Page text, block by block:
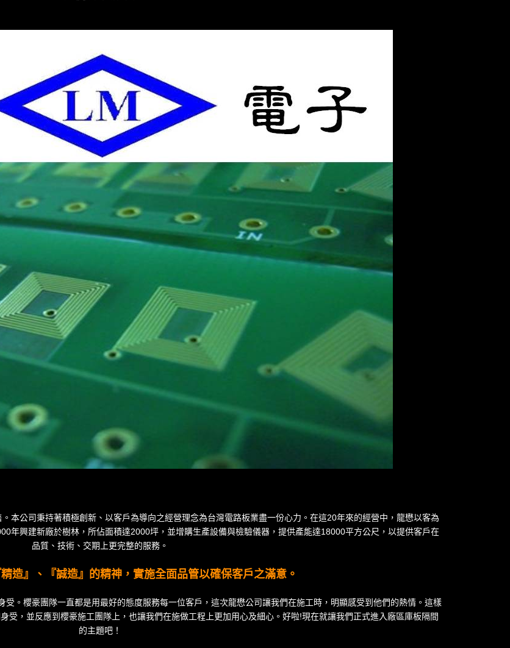
本公司秉持著積極創新、以客戶為導向之經營理念為台灣電路板業盡一份心力。在這20年來的經營中，龍懋以客為
年興建新廠於樹林，所佔面積達2000坪，並增購生產設備與檢驗儀器，提供產能達18000平方公尺，以提供客戶在
品質、技術、交期上更完整的服務。
造』、『誠造』的精神，實施全面品管以確保客戶之滿意。
。櫻豪團隊一直都是用最好的態度服務每一位客戶，這次龍懋公司讓我們在施工時，明顯感受到他們的熱情。這樣
受，並反應到櫻豪施工團隊上，也讓我們在施做工程上更加用心及細心。好啦!現在就讓我們正式進入廠區庫板隔間
的主題吧！